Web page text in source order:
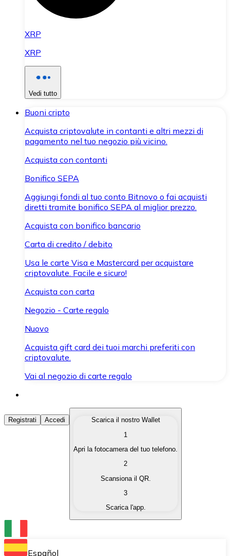
XRP
XRP
Vedi tutto
Buoni cripto
Acquista criptovalute in contanti e altri mezzi di
pagamento nel tuo negozio più vicino.
Acquista con contanti
Bonifico SEPA
Aggiungi fondi al tuo conto Bitnovo o fai acquisti
diretti tramite bonifico SEPA al miglior prezzo.
Acquista con bonifico bancario
Carta di credito / debito
Usa le carte Visa e Mastercard per acquistare
criptovalute. Facile e sicuro!
Acquista con carta
Negozio - Carte regalo
Nuovo
Acquista gift card dei tuoi marchi preferiti con
criptovalute.
Vai al negozio di carte regalo
Acquista Criptovalute
Acquista le criptovalute che ti interessano in modo
Converti le tue criptovalute in valuta fiat quando ne
Scambia una criptovaluta con un'altra
Conserva le tue cripto in un Wallet self-custodial.
Registrati Accedi
Scarica il nostro Wallet
1
Apri la fotocamera del tuo telefono.
2
Scansiona il QR.
3
Scarica l'app.
Español